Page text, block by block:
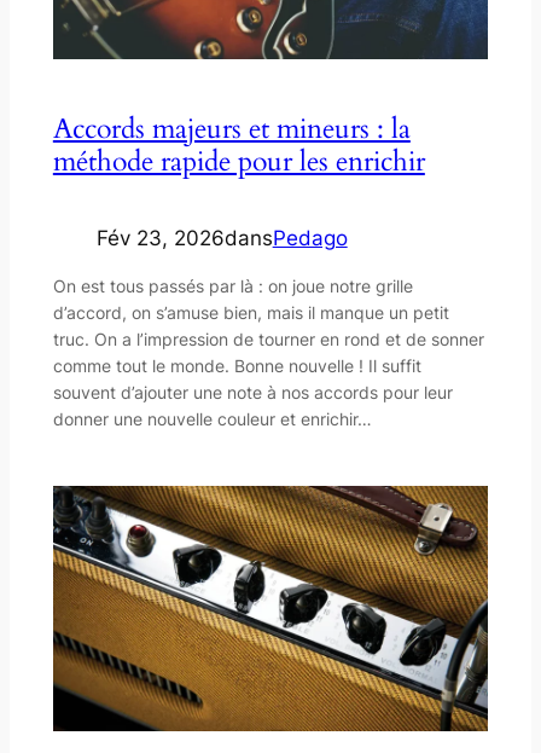
Accords majeurs et mineurs : la
méthode rapide pour les enrichir
Fév 23, 2026dansPedago
On est tous passés par là : on joue notre grille
d’accord, on s’amuse bien, mais il manque un petit
truc. On a l’impression de tourner en rond et de sonner
comme tout le monde. Bonne nouvelle ! Il suffit
souvent d’ajouter une note à nos accords pour leur
donner une nouvelle couleur et enrichir…